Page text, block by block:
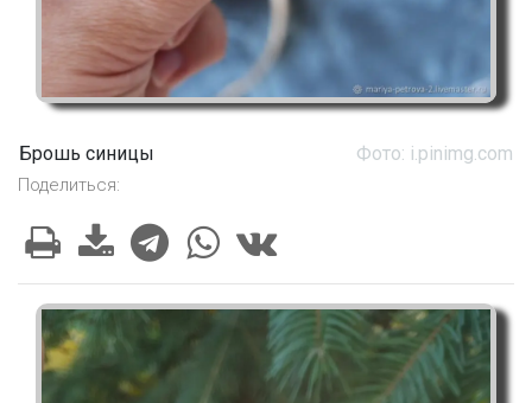
Брошь синицы Фото: i.pinimg.com
Поделиться: